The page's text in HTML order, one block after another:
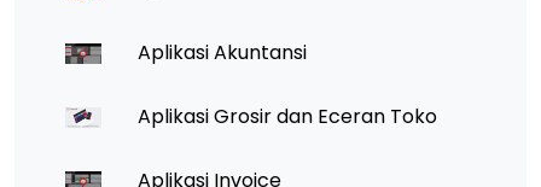
Aplikasi Akuntansi
Aplikasi Grosir dan Eceran Toko
Aplikasi Invoice